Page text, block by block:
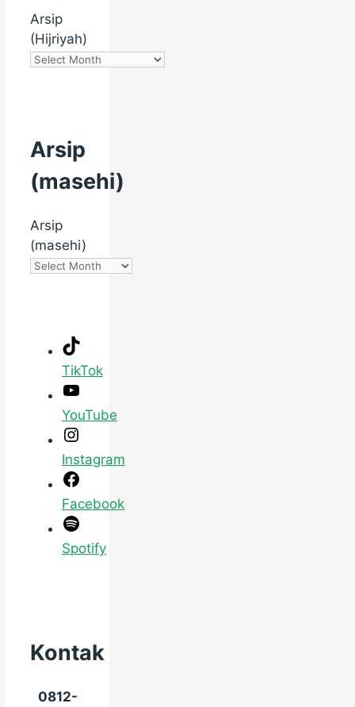
Arsip
(Hijriyah)
Arsip
(masehi)
Arsip
(masehi)
TikTok
YouTube
Instagram
Facebook
Spotify
Kontak
0812-